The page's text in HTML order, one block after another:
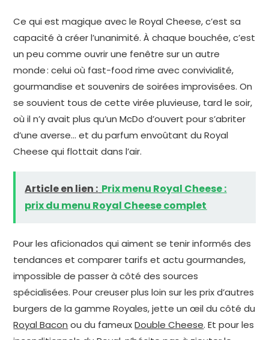
Ce qui est magique avec le Royal Cheese, c’est sa
capacité à créer l’unanimité. À chaque bouchée, c’est
un peu comme ouvrir une fenêtre sur un autre
monde : celui où fast-food rime avec convivialité,
gourmandise et souvenirs de soirées improvisées. On
se souvient tous de cette virée pluvieuse, tard le soir,
où il n’y avait plus qu’un McDo d’ouvert pour s’abriter
d’une averse… et du parfum envoûtant du Royal
Cheese qui flottait dans l’air.
Article en lien : Prix menu Royal Cheese :
prix du menu Royal Cheese complet
Pour les aficionados qui aiment se tenir informés des
tendances et comparer tarifs et actu gourmandes,
impossible de passer à côté des sources
spécialisées. Pour creuser plus loin sur les prix d’autres
burgers de la gamme Royales, jette un œil du côté du
Royal Bacon ou du fameuxDouble Cheese. Et pour les